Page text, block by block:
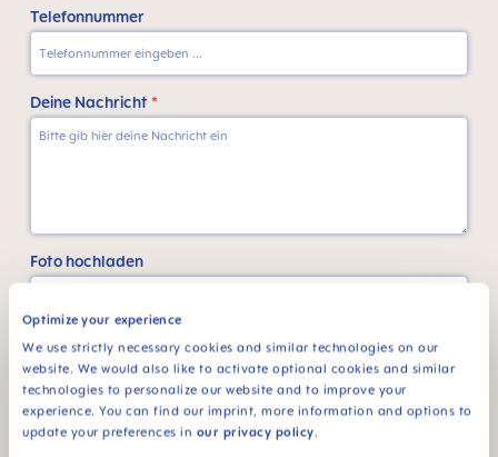
Optimize your experience
We use strictly necessary cookies and similar technologies on our
website. We would also like to activate optional cookies and similar
technologies to personalize our website and to improve your
experience. You can find our imprint, more information and options to
update your preferences in our privacy policy.
Telefonnummer
Deine Nachricht *
Foto hochladen
Ich habe dieDatenschutzbestimmungenzur Kenntnis
genommen und dieAGBgelesen und bin mit ihnen
einverstanden.
*= Pflichtfeld